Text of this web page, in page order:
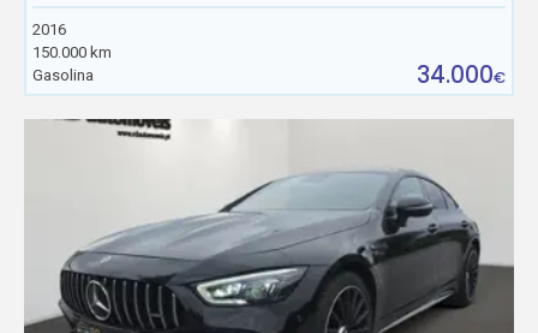
2016
150.000 km
Gasolina
34.000€